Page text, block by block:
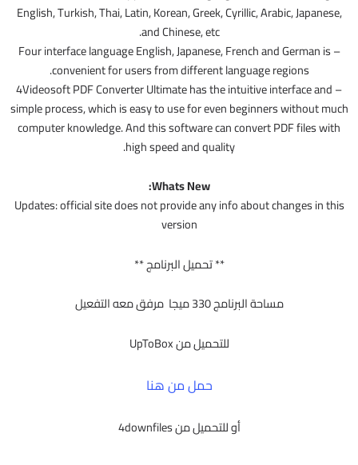
English, Turkish, Thai, Latin, Korean, Greek, Cyrillic, Arabic, Japanese,
and Chinese, etc.
– Four interface language English, Japanese, French and German is
convenient for users from different language regions.
– 4Videosoft PDF Converter Ultimate has the intuitive interface and
simple process, which is easy to use for even beginners without much
computer knowledge. And this software can convert PDF files with
high speed and quality.
Whats New:
Updates: official site does not provide any info about changes in this
version
** تحميل البرنامج **
مساحة البرنامج 330 ميجا مرفق معه التفعيل
للتحميل من UpToBox
حمل من هنا
أو للتحميل من 4downfiles